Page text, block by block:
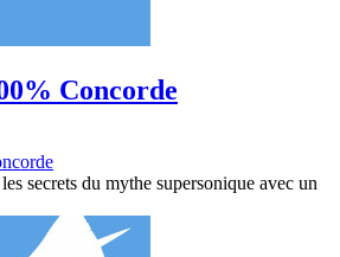
Concorde
secrets du mythe supersonique avec un